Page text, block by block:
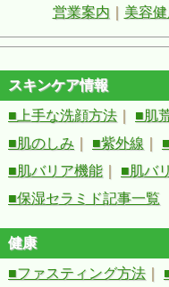
営業案内
美容
スキンケア情報
■上手な洗顔方法
■肌
■肌のしみ
■紫外線
■肌バリア機能
■肌バ
■保湿セラミド記事一覧
健康
■ファスティング方法